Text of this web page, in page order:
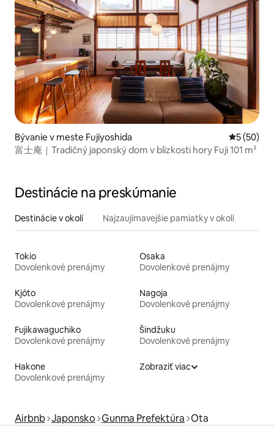
Bývanie v meste Fujiyoshida
5 (50)
富士庵｜Tradičný japonský dom v blízkosti hory Fuji 101 m²
Destinácie na preskúmanie
Destinácie v okolí Najzaujímavejšie pamiatky v okolí
Tokio
Dovolenkové prenájmy
Osaka
Dovolenkové prenájmy
Kjóto
Dovolenkové prenájmy
Nagoja
Dovolenkové prenájmy
Fujikawaguchiko
Dovolenkové prenájmy
Šindžuku
Dovolenkové prenájmy
Hakone
Dovolenkové prenájmy
Zobraziť viac
Airbnb Japonsko Gunma Prefektúra Ota